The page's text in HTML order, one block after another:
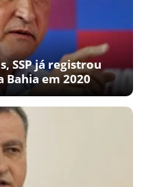
SSP já registrou
Bahia em 2020